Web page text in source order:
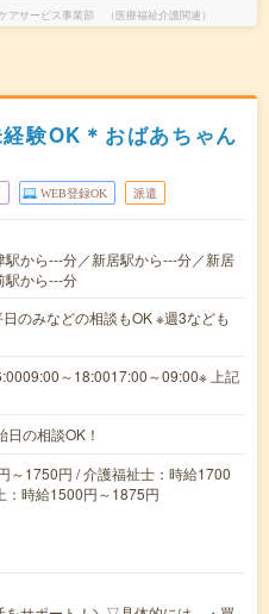
サービス事業部 （医療福祉介護関連）
験OK＊おばあちゃん
WEB登録OK 派遣
から---分／新居駅から---分／新居
駅から---分
のみなどの相談もOK ※週3なども
～18:0017:00～09:00※ 上記
の相談OK！
～1750円 / 介護福祉士：時給1700
：時給1500円～1875円